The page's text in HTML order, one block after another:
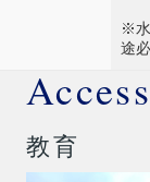
※水
途
教育